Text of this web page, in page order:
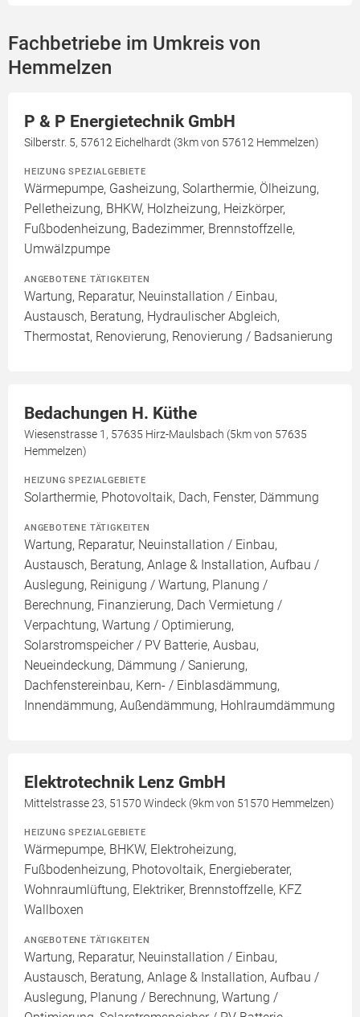
Fachbetriebe im Umkreis von
Hemmelzen
P & P Energietechnik GmbH
Silberstr. 5, 57612 Eichelhardt (3km von 57612 Hemmelzen)
HEIZUNG SPEZIALGEBIETE
Wärmepumpe, Gasheizung, Solarthermie, Ölheizung,
Pelletheizung, BHKW, Holzheizung, Heizkörper,
Fußbodenheizung, Badezimmer, Brennstoffzelle,
Umwälzpumpe
ANGEBOTENE TÄTIGKEITEN
Wartung, Reparatur, Neuinstallation / Einbau,
Austausch, Beratung, Hydraulischer Abgleich,
Thermostat, Renovierung, Renovierung / Badsanierung
Bedachungen H. Küthe
Wiesenstrasse 1, 57635 Hirz-Maulsbach (5km von 57635
Hemmelzen)
HEIZUNG SPEZIALGEBIETE
Solarthermie, Photovoltaik, Dach, Fenster, Dämmung
ANGEBOTENE TÄTIGKEITEN
Wartung, Reparatur, Neuinstallation / Einbau,
Austausch, Beratung, Anlage & Installation, Aufbau /
Auslegung, Reinigung / Wartung, Planung /
Berechnung, Finanzierung, Dach Vermietung /
Verpachtung, Wartung / Optimierung,
Solarstromspeicher / PV Batterie, Ausbau,
Neueindeckung, Dämmung / Sanierung,
Dachfenstereinbau, Kern- / Einblasdämmung,
Innendämmung, Außendämmung, Hohlraumdämmung
Elektrotechnik Lenz GmbH
Mittelstrasse 23, 51570 Windeck (9km von 51570 Hemmelzen)
HEIZUNG SPEZIALGEBIETE
Wärmepumpe, BHKW, Elektroheizung,
Fußbodenheizung, Photovoltaik, Energieberater,
Wohnraumlüftung, Elektriker, Brennstoffzelle, KFZ
Wallboxen
ANGEBOTENE TÄTIGKEITEN
Wartung, Reparatur, Neuinstallation / Einbau,
Austausch, Beratung, Anlage & Installation, Aufbau /
Auslegung, Planung / Berechnung, Wartung /